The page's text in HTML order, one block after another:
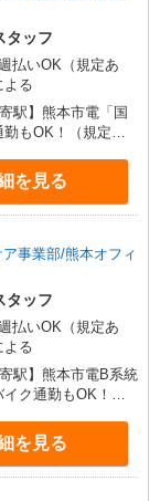
タッフ
払いOK（規定あ
よる
駅】熊本市電「国
もOK！（規定あ
地をお選び下さ
を見る
事業部/熊本オフィ
タッフ
払いOK（規定あ
よる
駅】熊本市電B系統
ク通勤もOK！
きな勤務地をお選
を見る